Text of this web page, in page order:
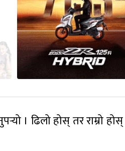
। ढिलो होस् तर राम्रो